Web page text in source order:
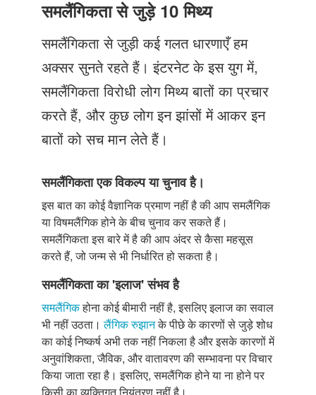
Just Poocho
संपर्क करें
समलैंगिकता से जुड़े 10 मिथ्य
समलैंगिकता से जुड़ी कई गलत धारणाएँ हम
अक्सर सुनते रहते हैं। इंटरनेट के इस युग में,
समलैंगिकता विरोधी लोग मिथ्य बातों का प्रचार
करते हैं, और कुछ लोग इन झांसों में आकर इन
बातों को सच मान लेते हैं।
समलैंगिकता एक विकल्प या चुनाव है।
इस बात का कोई वैज्ञानिक प्रमाण नहीं है की आप समलैंगिक
या विषमलैंगिक होने के बीच चुनाव कर सकते हैं।
समलैंगिकता इस बारे में है की आप अंदर से कैसा महसूस
करते हैं, जो जन्म से भी निर्धारित हो सकता है।
समलैंगिकता का 'इलाज' संभव है
समलैंगिकहोना कोई बीमारी नहीं है, इसलिए इलाज का सवाल
भी नहीं उठता।लैंगिक रुझानके पीछे के कारणों से जुड़े शोध
का कोई निष्कर्ष अभी तक नहीं निकला है और इसके कारणों में
अनुवांशिकता, जैविक, और वातावरण की सम्भावना पर विचार
किया जाता रहा है। इसलिए, समलैंगिक होने या ना होने पर